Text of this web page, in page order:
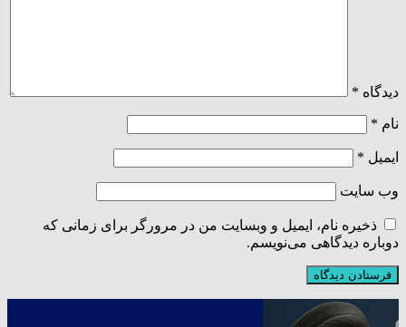
دیدگاه *
نام *
ایمیل *
وب‌ سایت
ذخیره نام، ایمیل و وبسایت من در مرورگر برای زمانی که
دوباره دیدگاهی می‌نویسم.